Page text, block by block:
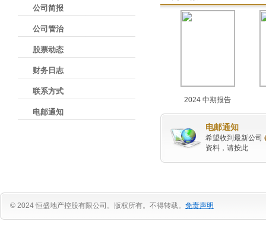
公司简报
公司管治
股票动态
财务日志
联系方式
电邮通知
2024 中期报告
电邮通知
希望收到最新公司
资料，请按此
© 2024 恒盛地产控股有限公司。版权所有。不得转载。 免责声明